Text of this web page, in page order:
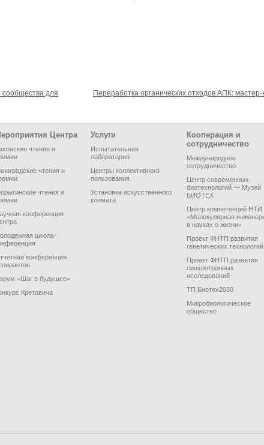
сообщества для
Переработка органических отходов АПК:
Центра
чтения и
чтения и
чтения и
конференция
школа-
конференция
«Шаг в будущее»
Кретовича
Услуги
Испытательная
лаборатория
Центры коллективного
пользования
Установка искусственного
климата
Кооперация и
сотрудничество
Международное
сотрудничество
Центр современных
биотехнологий — Музей
БИОТЕХ
Центр компетенций НТИ
«Молекулярная
в науках о жизни»
Проект ФНТП развития
генетических технологий
Проект ФНТП развития
синхротронных
исследований
ТП Биотех2030
Микробиологическое
общество